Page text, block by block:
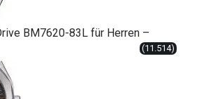
BM7620-83L für Herren –
(11.514)